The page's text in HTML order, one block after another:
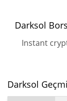
Ağu 2, 2026 (5
Darksol
Instant
Darksol